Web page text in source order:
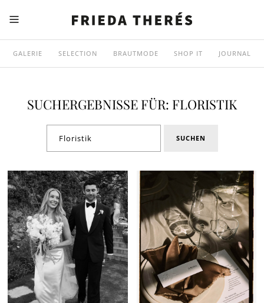
GALERIE SELECTION BRAUTMODE SHOP IT JOURNAL
SUCHERGEBNISSE FÜR: FLORISTIK